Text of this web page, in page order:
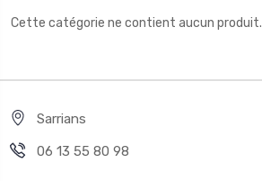
Cette catégorie ne contient aucun produit.
Sarrians
06 13 55 80 98